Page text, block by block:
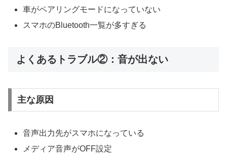
車がペアリングモードになっていない
スマホのBluetooth一覧が多すぎる
よくあるトラブル②：音が出ない
主な原因
音声出力先がスマホになっている
メディア音声がOFF設定